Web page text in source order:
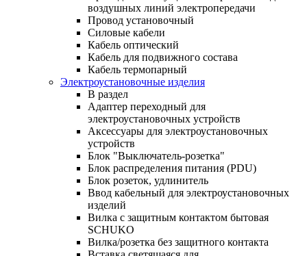
воздушных линий электропередачи
Провод установочный
Силовые кабели
Кабель оптический
Кабель для подвижного состава
Кабель термопарный
Электроустановочные изделия
В раздел
Адаптер переходный для
электроустановочных устройств
Аксессуары для электроустановочных
устройств
Блок "Выключатель-розетка"
Блок распределения питания (PDU)
Блок розеток, удлинитель
Ввод кабельный для электроустановочных
изделий
Вилка с защитным контактом бытовая
SCHUKO
Вилка/розетка без защитного контакта